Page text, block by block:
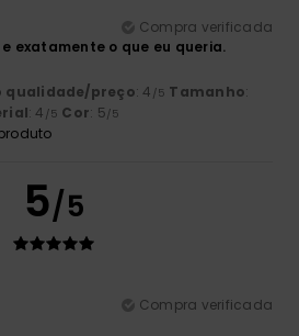
Compra verificada
exatamente o que eu queria.
qualidade/preço: 4 /5 Tamanho:
: 4 /5 Cor: 5/5
5/5
Compra verificada